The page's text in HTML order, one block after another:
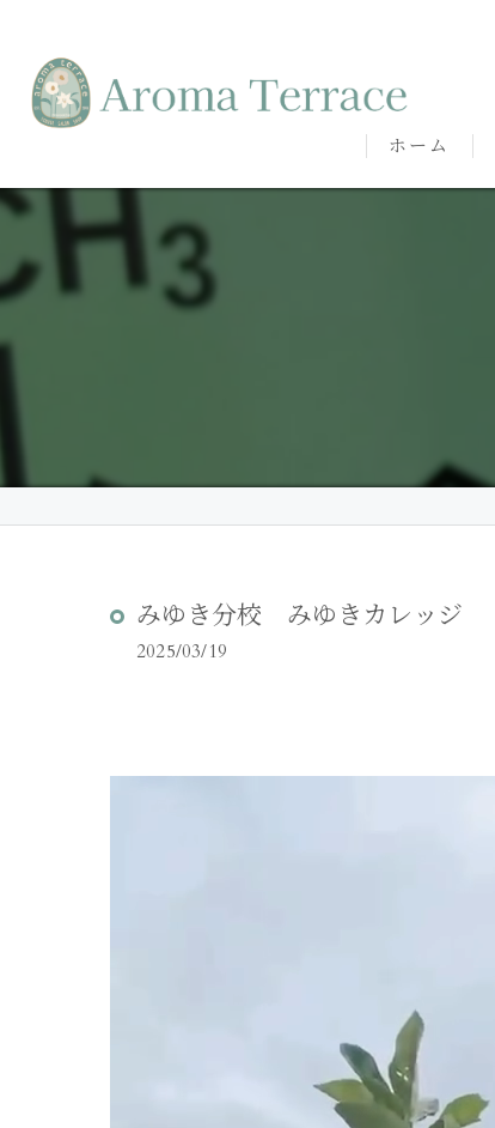
ホーム
みゆき分校 みゆきカレッジ
2025/03/19